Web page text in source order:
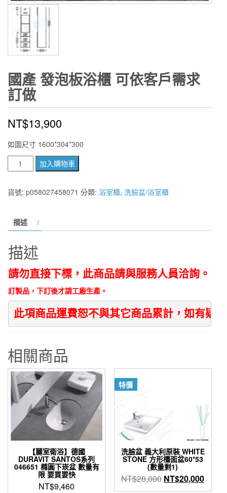
國產 發泡板浴櫃 可依客戶需求
訂做
NT$13,900
如圖尺寸 1600*304*300
產
發
浴
可
客
戶
需
訂
數
量
加入購物車
貨號: p058027458071 分類: 浴室櫃, 洗臉盆/浴室櫃
描述
描述
請勿直接下標，此商品請與服務人員洽詢。
訂製品，下訂後才請工廠生產。
此項商品運費恕不與其它商品累計，如有疑
相關商品
【麗室衛浴】德國
DURAVIT SANTOS系列
046651 橢圓下崁盆 數量有
限 要買要快
NT$9,460
特價
洗臉盆 義大利原裝 WHITE
STONE 方形檯面盆60*53
(數量剩1)
NT$28,000 原
始
NT$20,000目
前